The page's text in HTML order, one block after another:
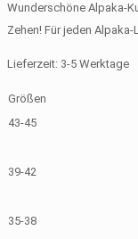
Wunderschöne Alpaka-
Zehen! Für jeden
Lieferzeit: 3-5 Werktage
Größen
43-45
39-42
35-38